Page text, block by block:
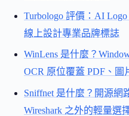
Turbologo 評價：AI
線上設計專業品牌標誌
WinLens 是什麼？
OCR 原位覆蓋 PDF、圖
Sniffnet 是什麼？開源網
Wireshark 之外的輕量選